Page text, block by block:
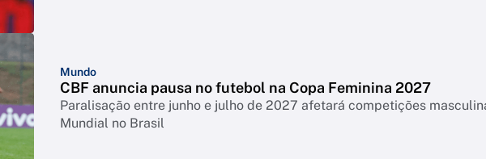
Mundo
CBF anuncia pausa no futebol na Copa Feminina 2027
Paralisação entre junho e julho de 2027 afetará competições
Mundial no Brasil